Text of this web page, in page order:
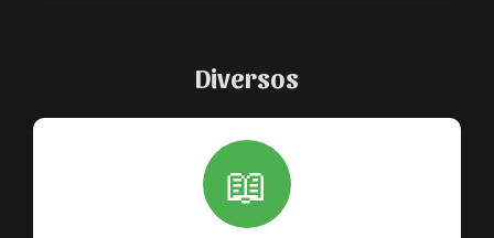
Diversos
📖